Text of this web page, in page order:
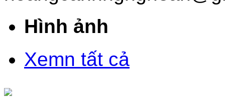
Hình ảnh
Xemn tất cả